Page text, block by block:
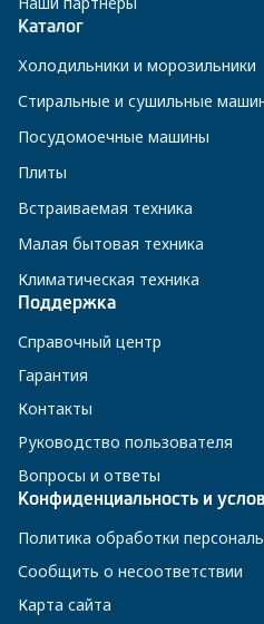
Каталог
Холодильники и морозильники
Стиральные и сушильные
Посудомоечные машины
Плиты
Встраиваемая техника
Малая бытовая техника
Климатическая техника
Поддержка
Справочный центр
Гарантия
Контакты
Руководство пользователя
Вопросы и ответы
Конфиденциальность и
Политика обработки
Сообщить о несоответствии
Карта сайта